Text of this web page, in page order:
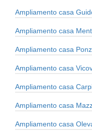
Ampliamento casa
Ampliamento casa
Ampliamento casa
Ampliamento casa
Ampliamento casa
Ampliamento casa
Ampliamento casa